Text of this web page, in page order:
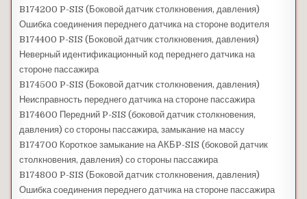
B174200 P-SIS (Боковой датчик столкновения, давления)
Ошибка соединения переднего датчика на стороне водителя
B174400 P-SIS (Боковой датчик столкновения, давления)
Неверный идентификационный код переднего датчика на
стороне пассажира
B174500 P-SIS (Боковой датчик столкновения, давления)
Неисправность переднего датчика на стороне пассажира
B174600 Передний P-SIS (боковой датчик столкновения,
давления) со стороны пассажира, замыкание на массу
B174700 Короткое замыкание на АКБP-SIS (боковой датчик
столкновения, давления) со стороны пассажира
B174800 P-SIS (Боковой датчик столкновения, давления)
Ошибка соединения переднего датчика на стороне пассажира